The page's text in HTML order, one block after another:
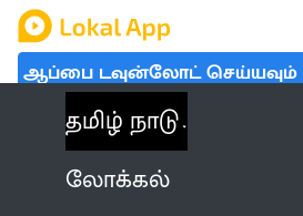
ஆப்பை டவுன்லோட் செய்யவும்
தமிழ் நாடு
லோக்கல்